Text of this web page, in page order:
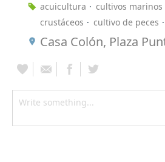
acuicultura cultivos marinos
crustáceos
cultivo de peces
Casa Colón, Plaza